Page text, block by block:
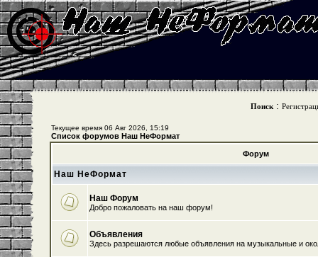
Поиск :
Текущее время 06 Авг 2026, 15:19
Список форумов Наш НеФормат
Форум
Наш НеФормат
Наш Форум
Добро пожаловать на наш форум!
Объявления
Здесь разрешаются любые объявления на музыкальные и